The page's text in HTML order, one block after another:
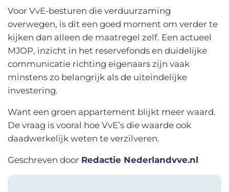
Voor VvE-besturen die verduurzaming
overwegen, is dit een goed moment om verder te
kijken dan alleen de maatregel zelf. Een actueel
MJOP, inzicht in het reservefonds en duidelijke
communicatie richting eigenaars zijn vaak
minstens zo belangrijk als de uiteindelijke
investering.
Want een groen appartement blijkt meer waard.
De vraag is vooral hoe VvE’s die waarde ook
daadwerkelijk weten te verzilveren.
Geschreven door Redactie Nederlandvve.nl